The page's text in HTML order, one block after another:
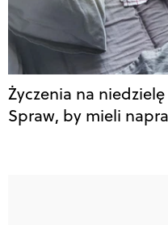
Życzenia na
Spraw, by mieli